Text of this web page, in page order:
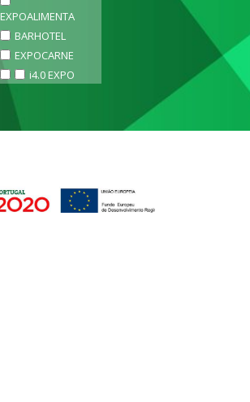
EXPOALIMENTA
BARHOTEL
EXPOCARNE
i4.0 EXPO